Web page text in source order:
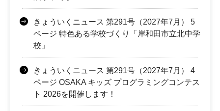
きょういくニュース 第291号（2027年7月） 5
ページ 特色ある学校づくり「岸和田市立北中学
校」
きょういくニュース 第291号（2027年7月） 4
ページ OSAKA キッズ プログラミングコンテス
ト 2026を開催します！